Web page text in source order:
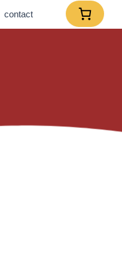
contact